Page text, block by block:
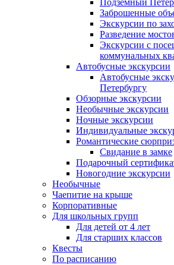
Заброшенные
Экскурсии по
Разведение
Экскурсии с
коммунальных
Автобусные экскурсии
Автобусные
Петербургу
Обзорные экскурсии
Необычные экскурсии
Ночные экскурсии
Индивидуальные
Романтические
Свидание в замке
Подарочный
Новогодние экскурсии
Необычные
Чаепитие на крыше
Корпоративные
Для школьных групп
Для детей от 4 лет
Для старших классов
Квесты
По расписанию